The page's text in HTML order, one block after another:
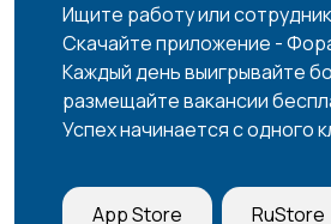
Ищите работу или
Скачайте приложение -
Каждый день выигрывайте
размещайте вакансии
Успех начинается с одного
App Store RuStore